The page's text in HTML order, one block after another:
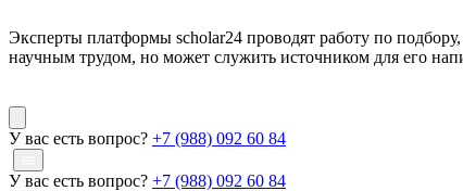
Эксперты платформы scholar24 проводят работу по
научным трудом, но может служить источником для его
У вас есть вопрос? +7 (988) 092 60 84
У вас есть вопрос? +7 (988) 092 60 84